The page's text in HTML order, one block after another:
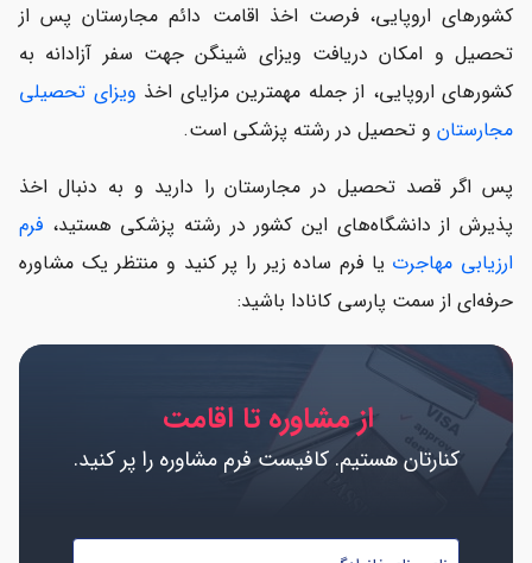
کشورهای اروپایی، فرصت اخذ اقامت دائم مجارستان پس از
تحصیل و امکان دریافت ویزای شینگن جهت سفر آزادانه به
کشورهای اروپایی، از جمله مهمترین مزایای اخذ ویزای تحصیلی
مجارستان و تحصیل در رشته پزشکی است.
پس اگر قصد تحصیل در مجارستان را دارید و به دنبال اخذ
پذیرش از دانشگاه‌های این کشور در رشته پزشکی هستید، فرم
ارزیابی مهاجرت یا فرم ساده زیر را پر کنید و منتظر یک مشاوره
حرفه‌ای از سمت پارسی کانادا باشید:
از مشاوره تا اقامت
کنارتان هستیم. کافیست فرم مشاوره را پر کنید.
نام